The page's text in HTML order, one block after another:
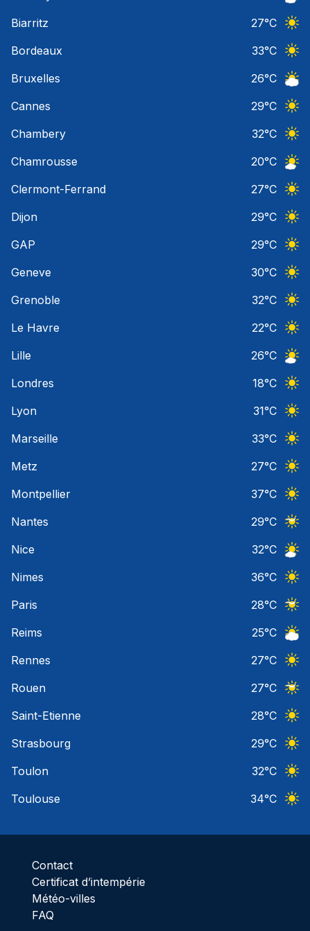
Biarritz
27°C
Bordeaux
33°C
Bruxelles
26°C
Cannes
29°C
Chambery
32°C
Chamrousse
20°C
Clermont-Ferrand
27°C
Dijon
29°C
GAP
29°C
Geneve
30°C
Grenoble
32°C
Le Havre
22°C
Lille
26°C
Londres
18°C
Lyon
31°C
Marseille
33°C
Metz
27°C
Montpellier
37°C
Nantes
29°C
Nice
32°C
Nimes
36°C
Paris
28°C
Reims
25°C
Rennes
27°C
Rouen
27°C
Saint-Etienne
28°C
Strasbourg
29°C
Toulon
32°C
Toulouse
34°C
Contact
Certificat d’intempérie
Météo-villes
FAQ